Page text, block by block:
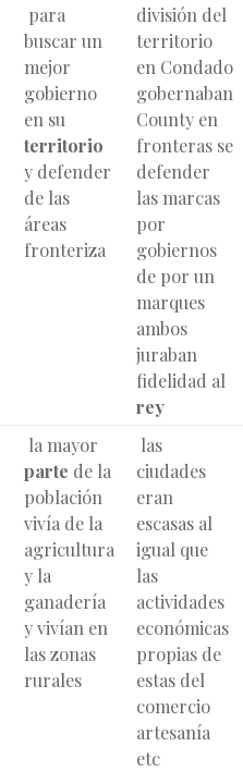
para
buscar un
mejor
gobierno
en su
territorio
y defender
de las
áreas
fronteriza
división del
territorio
en Condado
gobernaban
County en
fronteras se
defender
las marcas
por
gobiernos
de por un
marques
ambos
juraban
fidelidad al
rey
la mayor
parte de la
población
vivía de la
agricultura
y la
ganadería
y vivían en
las zonas
rurales
las
ciudades
eran
escasas al
igual que
las
actividades
económicas
propias de
estas del
comercio
artesanía
etc